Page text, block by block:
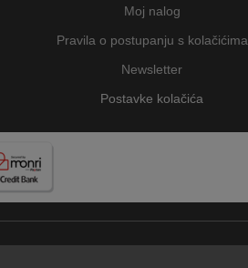
Moj nalog
Pravila o postupanju s kolačićima
Newsletter
Postavke kolačića